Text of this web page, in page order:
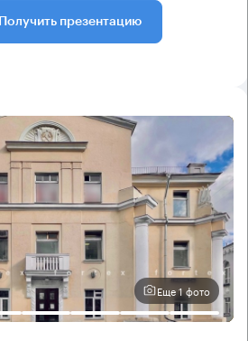
Получить презентацию
Еще 1 фото